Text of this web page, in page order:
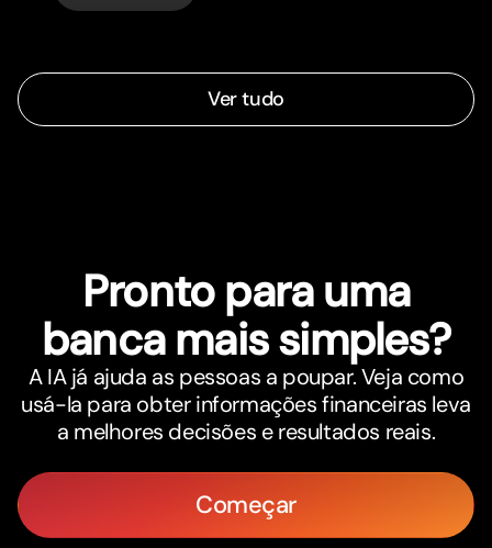
Ver tudo
Pronto para uma
banca mais simples?
A IA já ajuda as pessoas a poupar. Veja como
usá-la para obter informações financeiras leva
a melhores decisões e resultados reais.
Começar